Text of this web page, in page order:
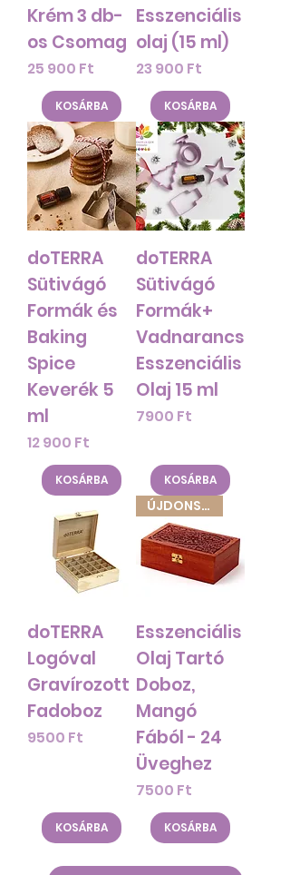
Krém 3 db-
os Csomag
Ár
25 900 Ft
KOSÁRBA
Esszenciális
olaj (15 ml)
Ár
23 900 Ft
KOSÁRBA
doTERRA
Sütivágó
Formák és
Baking
Spice
Keverék 5
ml
Ár
12 900 Ft
KOSÁRBA
doTERRA
Sütivágó
Formák+
Vadnarancs
Esszenciális
Olaj 15 ml
Ár
7900 Ft
KOSÁRBA
doTERRA
Logóval
Gravírozott
Fadoboz
Ár
9500 Ft
KOSÁRBA
ÚJDONSÁG!
Esszenciális
Olaj Tartó
Doboz,
Mangó
Fából - 24
Üveghez
Ár
7500 Ft
KOSÁRBA